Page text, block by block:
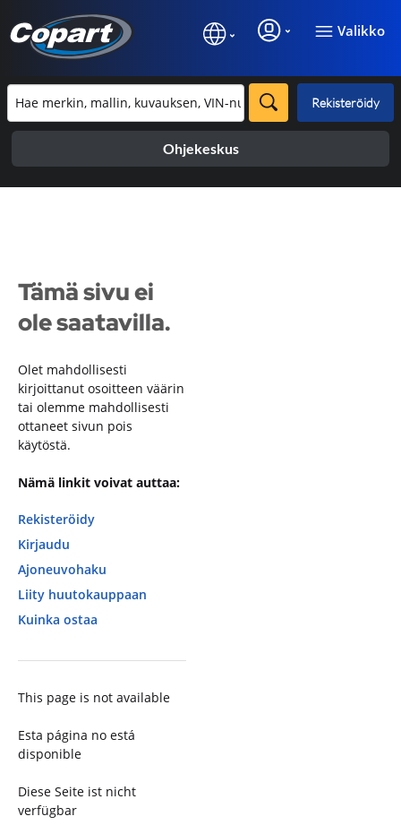
Valikko
Rekisteröidy
Ohjekeskus
Tämä sivu ei
ole saatavilla.
Olet mahdollisesti
kirjoittanut osoitteen väärin
tai olemme mahdollisesti
ottaneet sivun pois
käytöstä.
Nämä linkit voivat auttaa:
Rekisteröidy
Kirjaudu
Ajoneuvohaku
Liity huutokauppaan
Kuinka ostaa
This page is not available
Esta página no está
disponible
Diese Seite ist nicht
verfügbar